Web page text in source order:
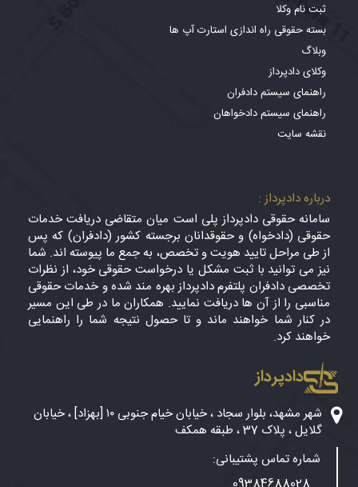
ثبت نام وکلا
بسته حقوقی راه اندازی استارت آپ ها
وبلاگ
وکلای دادپرداز
راهنمای سیستم دادفران
راهنمای سیستم دادخواهان
نقشه سایت
درباره دادپرداز :
سامانه حقوقی دادپرداز پلی است میان متقاضی دریافت خدمات
حقوقی (دادخواه) و حقوقدانان برجسته کشور (دادفران) که پس
از طی مراحل تایید هویت و تخصص، به جمع ما پیوسته اند. شما
نیز می توانید با ثبت مشکل یا درخواست حقوقی خود، از نظرات
تخصصی دادفران پلتفرم دادپرداز بهره مند شده و خدمات حقوقی
مناسبی را از آن ها دریافت نمایید. همکاران ما در طی این مسیر
در کنار شما خواهند ماند و تا حصول نتیجه شما را راهنمایی
خواهند کرد.
دادپرداز
شهر مشهد، بلوار سجاد ، خیابان خیام جنوبی ۱۰ [بهزاد] ، خیابان
گلایل ، پلاک 37 ، طبقه همکف
شماره تماس پشتیبانی: